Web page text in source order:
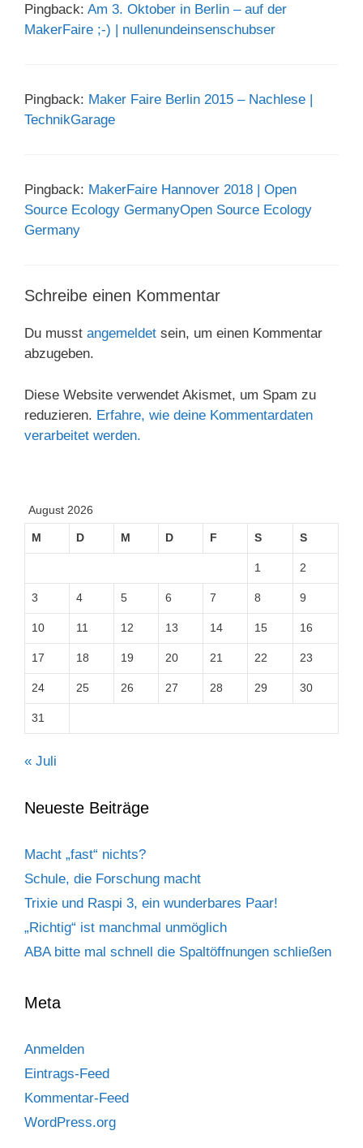
Pingback: Am 3. Oktober in Berlin – auf der
MakerFaire ;-) | nullenundeinsenschubser
Pingback: Maker Faire Berlin 2015 – Nachlese |
TechnikGarage
Pingback: MakerFaire Hannover 2018 | Open
Source Ecology GermanyOpen Source Ecology
Germany
Schreibe einen Kommentar
Du musst angemeldet sein, um einen Kommentar
abzugeben.
Diese Website verwendet Akismet, um Spam zu
reduzieren. Erfahre, wie deine Kommentardaten
verarbeitet werden.
August 2026
M D M D F S S
1 2
3 4 5 6 7 8 9
10 11 12 13 14 15 16
17 18 19 20 21 22 23
24 25 26 27 28 29 30
31
« Juli
Neueste Beiträge
Macht „fast“ nichts?
Schule, die Forschung macht
Trixie und Raspi 3, ein wunderbares Paar!
„Richtig“ ist manchmal unmöglich
ABA bitte mal schnell die Spaltöffnungen schließen
Meta
Anmelden
Eintrags-Feed
Kommentar-Feed
WordPress.org